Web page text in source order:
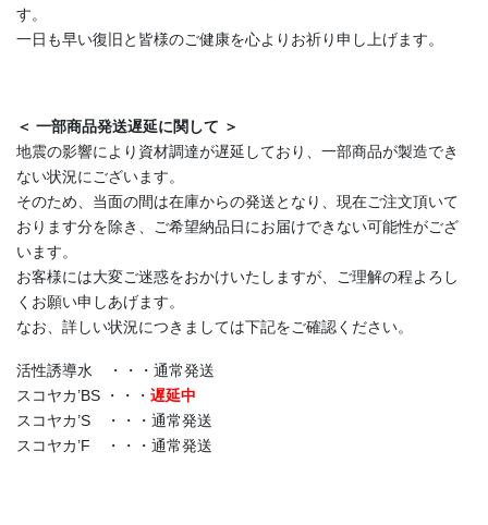
す。
一日も早い復旧と皆様のご健康を心よりお祈り申し上げます。
＜ 一部商品発送遅延に関して ＞
地震の影響により資材調達が遅延しており、一部商品が製造でき
ない状況にございます。
そのため、当面の間は在庫からの発送となり、現在ご注文頂いて
おります分を除き、ご希望納品日にお届けできない可能性がござ
います。
お客様には大変ご迷惑をおかけいたしますが、ご理解の程よろし
くお願い申しあげます。
なお、詳しい状況につきましては下記をご確認ください。
活性誘導水 ・・・通常発送
スコヤカ’BS ・・・ 遅延中
スコヤカ’S ・・・通常発送
スコヤカ’F ・・・通常発送